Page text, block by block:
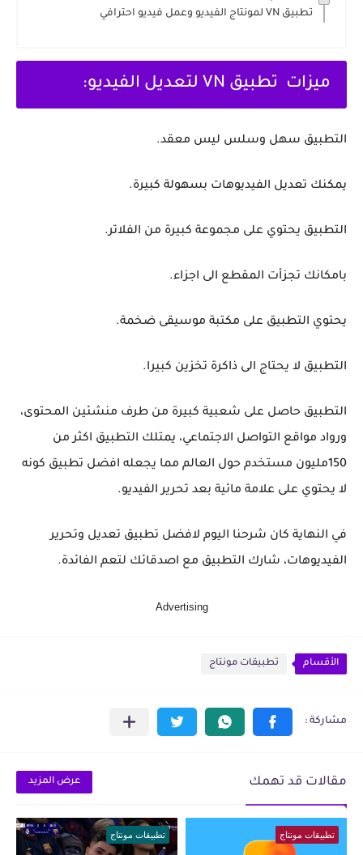
تطبيق VN لمونتاج الفيديو وعمل فيديو احترافي
ميزات تطبيق VN لتعديل الفيديو:
التطبيق سهل وسلس ليس معقد.
يمكنك تعديل الفيديوهات بسهولة كبيرة.
التطبيق يحتوي على مجموعة كبيرة من الفلاتر.
بامكانك تجزأت المقطع الى اجزاء.
يحتوي التطبيق على مكتبة موسيقى ضخمة.
التطبيق لا يحتاج الى ذاكرة تخزين كبيرا.
التطبيق حاصل على شعبية كبيرة من طرف منشئين المحتوى،
ورواد مواقع التواصل الاجتماعي، يمتلك التطبيق اكثر من
150مليون مستخدم حول العالم مما يجعله افضل تطبيق كونه
لا يحتوي على علامة مائية بعد تحرير الفيديو.
في النهاية كان شرحنا اليوم لافضل تطبيق تعديل وتحرير
الفيديوهات، شارك التطبيق مع اصدقائك لتعم الفائدة.
Advertising
الأقسام تطبيقات مونتاج
مقالات قد تهمك عرض المزيد
تطبيقات مونتاج تطبيقات مونتاج